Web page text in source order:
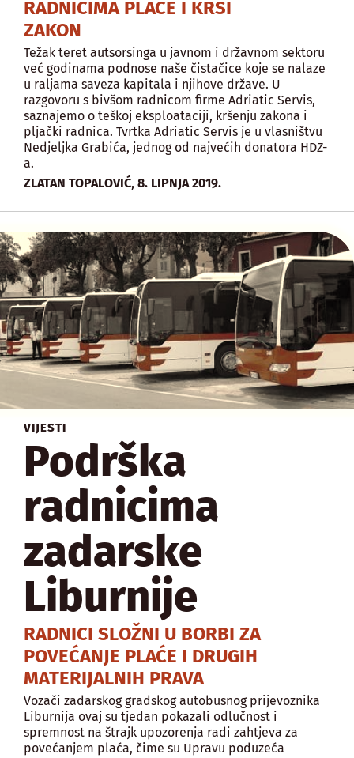
RADNICIMA PLAĆE I KRŠI
ZAKON
Težak teret autsorsinga u javnom i državnom sektoru
već godinama podnose naše čistačice koje se nalaze
u raljama saveza kapitala i njihove države. U
razgovoru s bivšom radnicom firme Adriatic Servis,
saznajemo o teškoj eksploataciji, kršenju zakona i
pljački radnica. Tvrtka Adriatic Servis je u vlasništvu
Nedjeljka Grabića, jednog od najvećih donatora HDZ-
a.
ZLATAN TOPALOVIĆ, 8. LIPNJA 2019.
VIJESTI
Podrška
radnicima
zadarske
Liburnije
RADNICI SLOŽNI U BORBI ZA
POVEĆANJE PLAĆE I DRUGIH
MATERIJALNIH PRAVA
Vozači zadarskog gradskog autobusnog prijevoznika
Liburnija ovaj su tjedan pokazali odlučnost i
spremnost na štrajk upozorenja radi zahtjeva za
povećanjem plaća, čime su Upravu poduzeća